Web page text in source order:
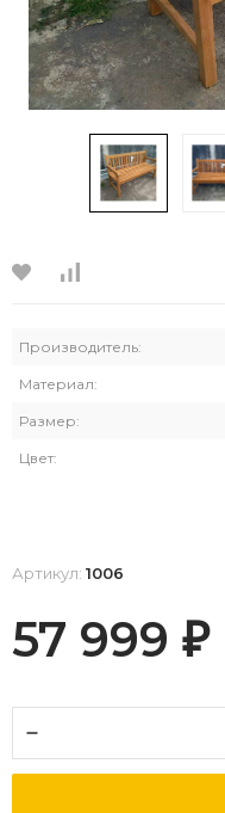
Производитель:
Материал:
Размер:
Цвет:
Артикул: 1006
57 999 ₽